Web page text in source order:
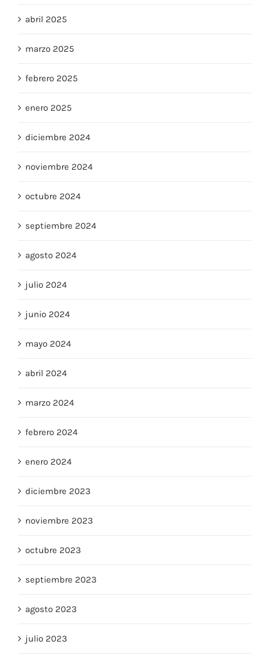
abril 2025
marzo 2025
febrero 2025
enero 2025
diciembre 2024
noviembre 2024
octubre 2024
septiembre 2024
agosto 2024
julio 2024
junio 2024
mayo 2024
abril 2024
marzo 2024
febrero 2024
enero 2024
diciembre 2023
noviembre 2023
octubre 2023
septiembre 2023
agosto 2023
julio 2023